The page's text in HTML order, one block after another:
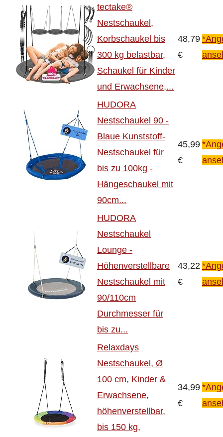
tectake®
Nestschaukel,
Korbschaukel bis
300 kg belastbar,
Schaukel für Kinder
und Erwachsene,...
48,79
€
HUDORA
Nestschaukel 90 -
Blaue Kunststoff-
Nestschaukel für
bis zu 100kg -
Hängeschaukel mit
90cm...
45,99
€
HUDORA
Nestschaukel
Lounge -
Höhenverstellbare
Nestschaukel mit
90/110cm
Durchmesser für
bis zu...
43,22
€
Relaxdays
Nestschaukel, Ø
100 cm, Kinder &
Erwachsene,
höhenverstellbar,
bis 150 kg,
34,99
€